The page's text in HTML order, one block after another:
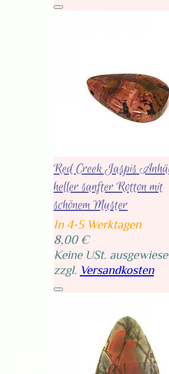
Red Creek Jaspis
heller sanfter Rotton mit
schönem Muster
In 4-5 Werktagen
8,00 €
Keine USt.
zzgl. Versandkosten